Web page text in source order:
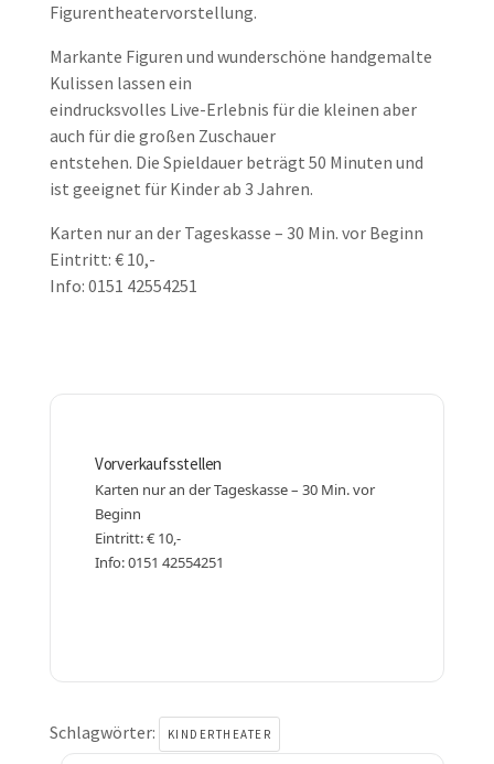
Figurentheatervorstellung.
Markante Figuren und wunderschöne handgemalte
Kulissen lassen ein
eindrucksvolles Live-Erlebnis für die kleinen aber
auch für die großen Zuschauer
entstehen. Die Spieldauer beträgt 50 Minuten und
ist geeignet für Kinder ab 3 Jahren.
Karten nur an der Tageskasse – 30 Min. vor Beginn
Eintritt: € 10,-
Info: 0151 42554251
Vorverkaufsstellen
Karten nur an der Tageskasse – 30 Min. vor
Beginn
Eintritt: € 10,-
Info: 0151 42554251
Schlagwörter: KINDERTHEATER